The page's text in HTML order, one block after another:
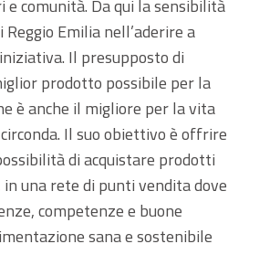
comunità. Da qui la sensibilità
Emilia nell’aderire a
Il presupposto di
prodotto possibile per la
è anche il migliore per la vita
Il suo obiettivo è offrire
di acquistare prodotti
una rete di punti vendita dove
competenze e buone
sana e sostenibile